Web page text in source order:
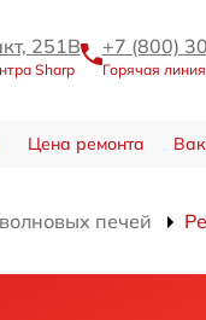
251В
Sharp
+7 (800)
Горячая линия
Цена ремонта
печей